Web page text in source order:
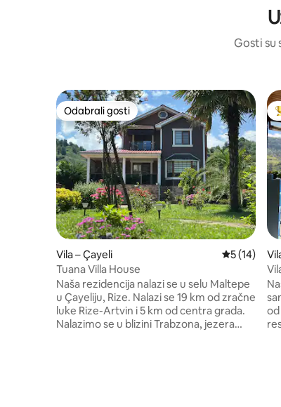
Gosti su
Odabrali gosti
Odabrali gosti
Vila – Çayeli Prosječna
5 (14)
Tuana Villa House
Naša rezidencija nalazi se u selu Maltepe
u Çayeliju, Rize. Nalazi se 19 km od zračne
luke Rize-Artvin i 5 km od centra grada.
Nalazimo se u blizini Trabzona, jezera